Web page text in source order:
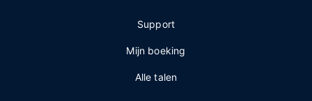
Support
Mijn boeking
Alle talen